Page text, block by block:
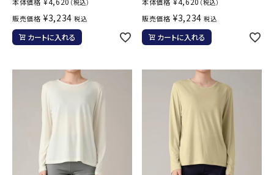
（税込）
販売価格 ¥3,234 税込
カートに入れる
（税込）
販売価格 ¥3,234 税込
カートに入れる